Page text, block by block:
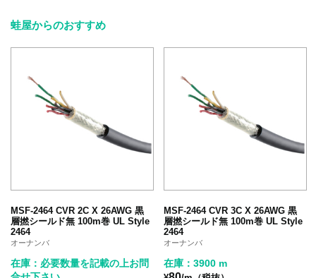
蛙屋からのおすすめ
MSF-2464 CVR 2C X 26AWG 黒
層撚シールド無 100m巻 UL Style
2464
オーナンバ
在庫：必要数量を記載の上お問
MSF-2464 CVR 3C X 26AWG 黒
層撚シールド無 100m巻 UL Style
2464
オーナンバ
在庫：3900 m